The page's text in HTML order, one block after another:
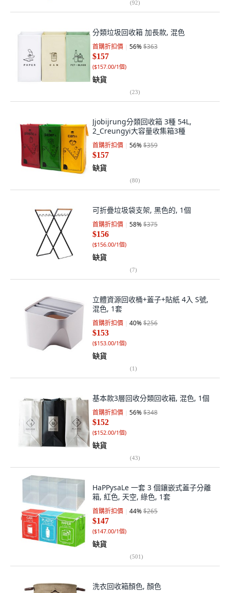
(92)
分類垃圾回收箱 加長款, 混色
首購折扣價 56%$363
$157
($157.00/1個)
缺貨
(23)
Jjobijrung分類回收箱 3種 54L,
2_Creungyi大容量收集箱3種
首購折扣價 56%$359
$157
缺貨
(80)
可折疊垃圾袋支架, 黑色的, 1個
首購折扣價 58%$375
$156
($156.00/1個)
缺貨
(7)
立體資源回收桶+蓋子+貼紙 4入 S號,
混色, 1套
首購折扣價 40%$256
$153
($153.00/1個)
缺貨
(1)
基本款3層回收分類回收箱, 混色, 1個
首購折扣價 56%$348
$152
($152.00/1個)
缺貨
(43)
HaPPysaLe 一套 3 個鑲嵌式蓋子分離
箱, 紅色, 天空, 綠色, 1套
首購折扣價 44%$265
$147
($147.00/1個)
缺貨
(501)
洗衣回收箱顏色, 顏色